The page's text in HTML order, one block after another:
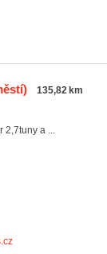
135,82 km
2,7tuny a ...